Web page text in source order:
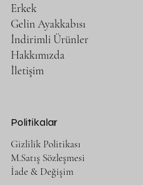
Erkek
Gelin Ayakkabısı
İndirimli Ürünler
Hakkımızda
İletişim
Politikalar
Gizlilik Politikası
M.Satış Sözleşmesi
İade & Değişim